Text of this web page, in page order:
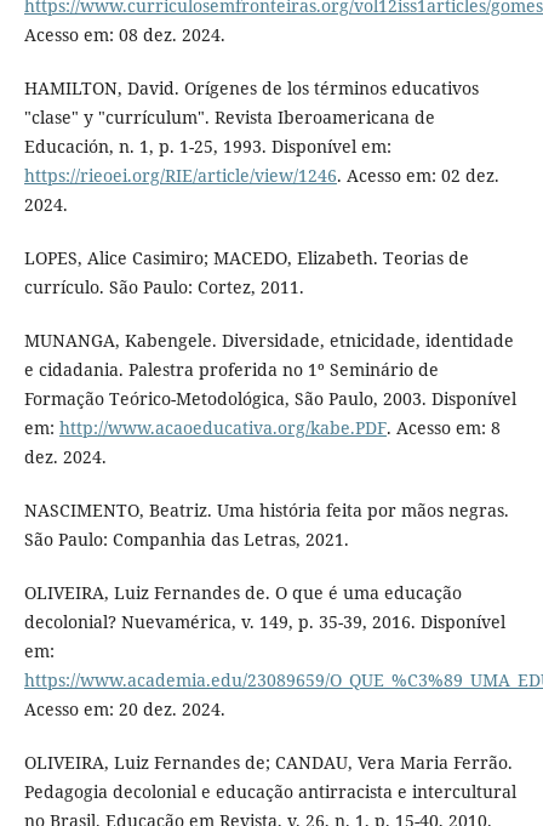
https://www.curriculosemfronteiras.org/vol12iss1articles/
Acesso em: 08 dez. 2024.
HAMILTON, David. Orígenes de los términos educativos
"clase" y "currículum". Revista Iberoamericana de
Educación, n. 1, p. 1-25, 1993. Disponível em:
https://rieoei.org/RIE/article/view/1246. Acesso em: 02 dez.
2024.
LOPES, Alice Casimiro; MACEDO, Elizabeth. Teorias de
currículo. São Paulo: Cortez, 2011.
MUNANGA, Kabengele. Diversidade, etnicidade, identidade
e cidadania. Palestra proferida no 1º Seminário de
Formação Teórico-Metodológica, São Paulo, 2003. Disponível
em: http://www.acaoeducativa.org/kabe.PDF. Acesso em: 8
dez. 2024.
NASCIMENTO, Beatriz. Uma história feita por mãos negras.
São Paulo: Companhia das Letras, 2021.
OLIVEIRA, Luiz Fernandes de. O que é uma educação
decolonial? Nuevamérica, v. 149, p. 35-39, 2016. Disponível
em:
https://www.academia.edu/23089659/
Acesso em: 20 dez. 2024.
OLIVEIRA, Luiz Fernandes de; CANDAU, Vera Maria Ferrão.
Pedagogia decolonial e educação antirracista e intercultural
no Brasil. Educação em Revista, v. 26, n. 1, p. 15-40, 2010.